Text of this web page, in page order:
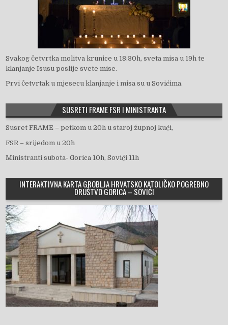
Svakog četvrtka molitva krunice u 18:30h, sveta misa u 19h te
klanjanje Isusu poslije svete mise.
Prvi četvrtak u mjesecu klanjanje i misa su u Sovićima.
SUSRETI FRAME FSR I MINISTRANTA
Susret FRAME – petkom u 20h u staroj župnoj kući,
FSR – srijedom u 20h
Ministranti subota- Gorica 10h, Sovići 11h
INTERAKTIVNA KARTA GROBLJA HRVATSKO KATOLIČKO POGREBNO
DRUŠTVO GORICA – SOVIĆI